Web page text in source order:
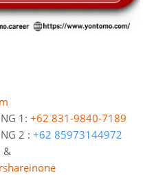
1: +62 831-9840-7189
2 : +62 85973144972
&